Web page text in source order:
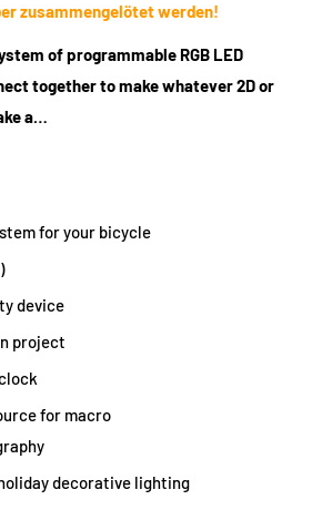
zusammengelötet werden!
of programmable RGB LED
together to make whatever 2D or
a…
for your bicycle
device
project
for macro
decorative lighting